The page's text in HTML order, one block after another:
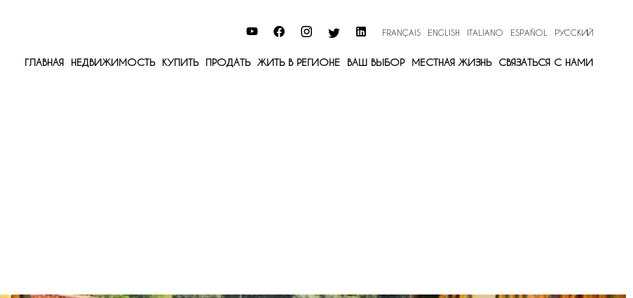
FRANÇAIS ENGLISH ITALIANO ESPAÑOL РУССКИЙ
ГЛАВНАЯ НЕДВИЖИМОСТЬ КУПИТЬ ПРОДАТЬ ЖИТЬ В РЕГИОНЕ ВАШ ВЫБОР МЕСТНАЯ ЖИЗНЬ СВЯЗАТЬСЯ С НАМИ